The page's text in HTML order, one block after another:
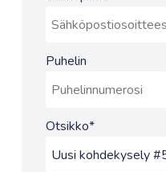
Puhelin
Otsikko*